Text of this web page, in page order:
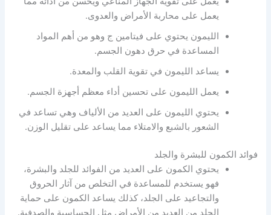
يعمل على محاربة الأمراض والعدوى.
الليمون يحتوي على فيتامين ج وهو من أهم المواد
المساعدة في حرق دهون الجسم.
يساعد الليمون في تقوية القلب والمعدة.
يعمل الليمون على تحسين أداء معظم أجهزة الجسم.
يحتوي الليمون على العديد من الألياف وهي تساعد في
الشعور بالشبع والامتلاء مما يساعد على تقليل الوزن.
فوائد الكمون للبشرة والجلد
يحتوي الكمون على العديد من الفوائد للجلد والبشرة،
فهو يستخدم للمساعدة في التخلص من آثار الحروق
والتجاعيد على الجلد، كذلك يساعد الكمون على حماية
الجلد من العديد من الأمراض مثل الحساسية والصدفية.